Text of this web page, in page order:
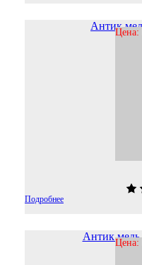
Антик
Цена:
Подробнее
Антик
Цена: